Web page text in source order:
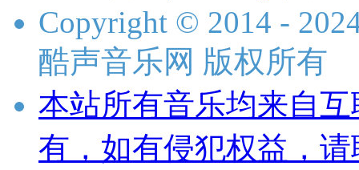
Copyright © 2014 -
酷声音乐网 版权所有
本站所有音乐均来自
有，如有侵犯权益，